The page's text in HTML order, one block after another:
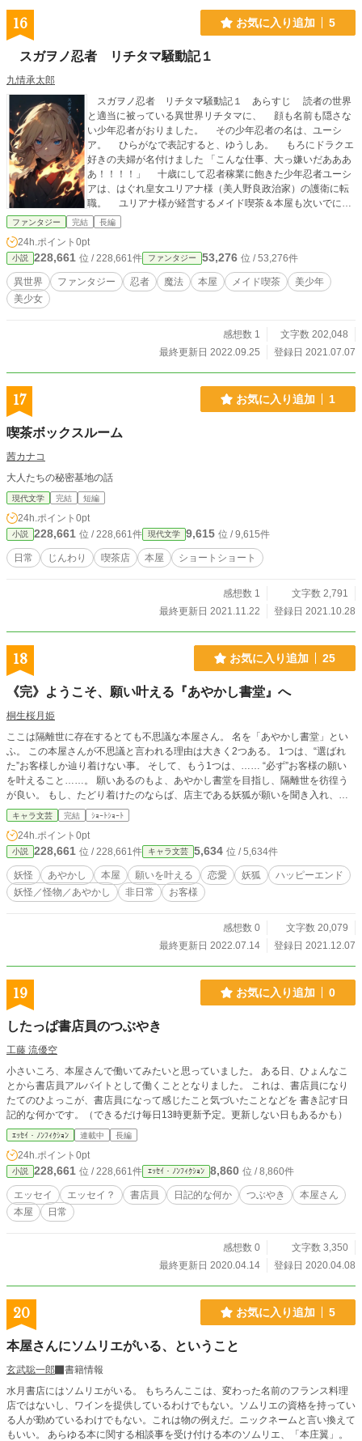
16 お気に入り追加 5
スガヲノ忍者 リチタマ騒動記１
九情承太郎
スガヲノ忍者 リチタマ騒動記１ あらすじ 読者の世界
と適当に被っている異世界リチタマに、 顔も名前も隠さな
い少年忍者がおりました。 その少年忍者の名は、ユーシ
ア。 ひらがなで表記すると、ゆうしあ。 もろにドラクエ
好きの夫婦が名付けました 「こんな仕事、大っ嫌いだあああ
あ！！！！」 十歳にして忍者稼業に飽きた少年忍者ユーシ
アは、はぐれ皇女ユリアナ様（美人野良政治家）の護衛に転
職。 ユリアナ様が経営するメイド喫茶＆本屋も次いでに守
るうちに、新たなる美少女キャラとの出会い＆要らん敵キャ
え、深い意味はありません）。 過剰防衛で余計な損害を出
しつつも、娯楽街アキュハヴァーラ全体を守る少年忍者とし
て活躍していくユーシアは、新興のカルト宗教団体の恨みを
買って人質を取られ、窮地に陥る。 敵のアジトに殴り込も
ォームに変身可能だが、加減を間違えれば娯楽街アキュハヴ
ァーラの電気機器が全て破壊される聖雷剣クロウを渡された
る、チープでアバウトでハート激盛りな、少年忍者のサブカ
載しています。 表紙は、画像生成AIで出力したイラストで
ファンタジー 完結 長編
24h.ポイント 0pt
小説 228,661 位 / 228,661件 ファンタジー 53,276 位 / 53,276件
異世界 ファンタジー 忍者 魔法 本屋 メイド喫茶
美少年
美少女
感想数 1
文字数 202,048
最終更新日 2022.09.25
登録日 2021.07.07
17 お気に入り追加 1
喫茶ボックスルーム
茜カナコ
大人たちの秘密基地の話
現代文学 完結 短編
24h.ポイント 0pt
小説 228,661 位 / 228,661件 現代文学 9,615 位 / 9,615件
日常 じんわり 喫茶店 本屋 ショートショート
感想数 1
文字数 2,791
最終更新日 2021.11.22
登録日 2021.10.28
18 お気に入り追加 25
《完》ようこそ、願い叶える『あやかし書堂』へ
桐生桜月姫
ここは隔離世に存在するとても不思議な本屋さん。 名を「あやかし書堂」とい
ふ。 この本屋さんが不思議と言われる理由は大きく2つある。 1つは、“選ばれ
た”お客様しか辿り着けない事。 そして、もう1つは、…… “必ず”お客様の願い
を叶えること……。 願いあるのもよ、あやかし書堂を目指し、隔離世を彷徨う
が良い。 もし、たどり着けたのならば、店主である妖狐が願いを聞き入れ、叶
える手助けをしてくれるだろう。 だが、願いを叶えて幸せになれるか、なれな
いかは本人次第だ。 あくまで「あやかし書堂」は願いを叶えるだけであ
る……。
キャラ文芸 完結 ｼｮｰﾄｼｮｰﾄ
24h.ポイント 0pt
小説 228,661 位 / 228,661件 キャラ文芸 5,634 位 / 5,634件
妖怪 あやかし 本屋 願いを叶える 恋愛 妖狐
ハッピーエンド
妖怪／怪物／あやかし
非日常 お客様
感想数 0
文字数 20,079
最終更新日 2022.07.14
登録日 2021.12.07
19 お気に入り追加 0
したっぱ書店員のつぶやき
工藤 流優空
小さいころ、本屋さんで働いてみたいと思っていました。 ある日、ひょんなこ
とから書店員アルバイトとして働くこととなりました。 これは、書店員になり
たてのひよっこが、書店員になって感じたこと気づいたことなどを 書き記す日
記的な何かです。（できるだけ毎日13時更新予定。更新しない日もあるかも）
ｴｯｾｲ・ﾉﾝﾌｨｸｼｮﾝ 連載中 長編
24h.ポイント 0pt
小説 228,661 位 / 228,661件 ｴｯｾｲ・ﾉﾝﾌｨｸｼｮﾝ 8,860 位 / 8,860件
エッセイ エッセイ？ 書店員 日記的な何か つぶやき
本屋さん
本屋
日常
感想数 0
文字数 3,350
最終更新日 2020.04.14
登録日 2020.04.08
20 お気に入り追加 5
本屋さんにソムリエがいる、ということ
玄武聡一郎
書籍情報
水月書店にはソムリエがいる。 もちろんここは、変わった名前のフランス料理
店ではないし、ワインを提供しているわけでもない。ソムリエの資格を持ってい
る人が勤めているわけでもない。これは物の例えだ。ニックネームと言い換えて
もいい。 あらゆる本に関する相談事を受け付ける本のソムリエ、「本庄翼」。